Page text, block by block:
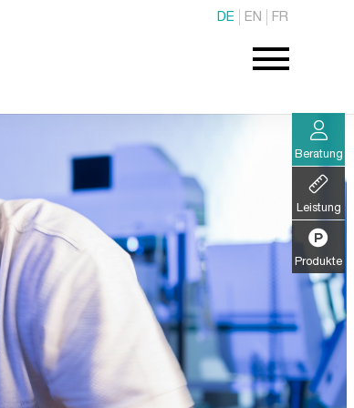
DE EN FR
Beratung
Leistung
Produkte